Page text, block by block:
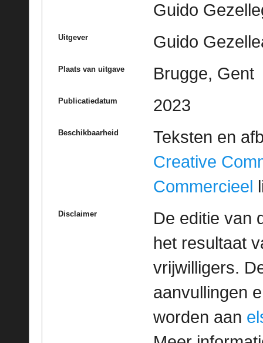
Guido
Uitgever Guido
Plaats van uitgave Brugge, Gent
Publicatiedatum 2023
Beschikbaarheid
Teksten en
Creative
Commercieel
Disclaimer
De editie van
het resultaat
vrijwilligers.
aanvullingen
worden aan